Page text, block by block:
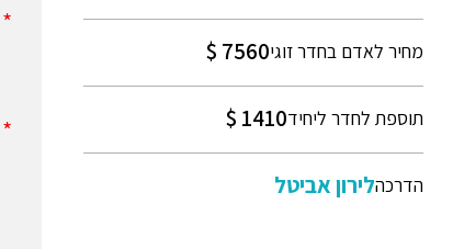
מחיר לאדם בחדר זוגי7560 $
תוספת לחדר ליחיד1410 $
הדרכהלירון אביטל
*
*